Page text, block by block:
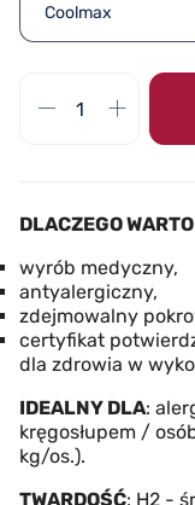
Coolmax
DLACZEGO
wyrób medyczny,
antyalergiczny,
zdejmowalny
certyfikat
dla zdrowia w
IDEALNY DLA:
kręgosłupem /
kg/os.).
TWARDOŚĆ: H2 -